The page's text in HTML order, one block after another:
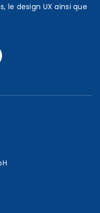
le design UX ainsi que